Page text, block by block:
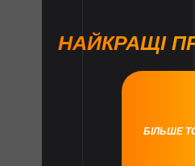
НАЙКРАЩІ
БІЛЬШЕ